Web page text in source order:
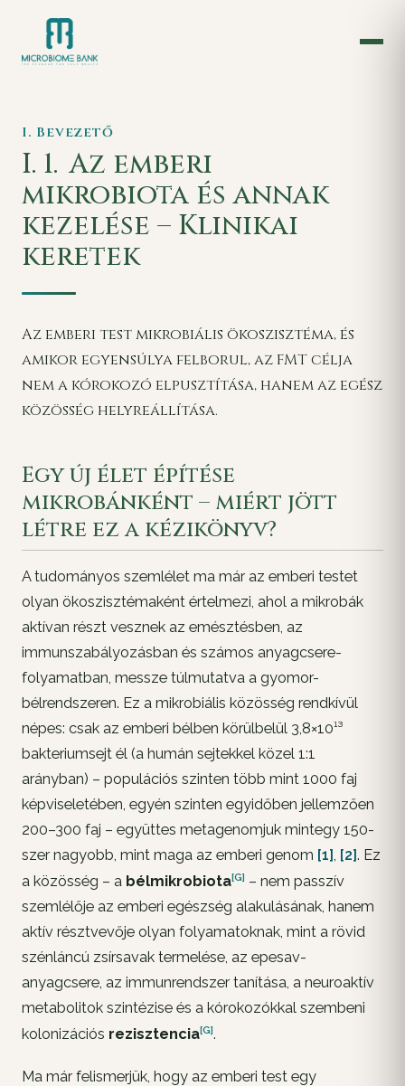
I. Bevezető
I. 1. Az emberi
mikrobiota és annak
kezelése – Klinikai
keretek
Az emberi test mikrobiális ökoszisztéma, és
amikor egyensúlya felborul, az FMT célja
nem a kórokozó elpusztítása, hanem az egész
közösség helyreállítása.
Egy új élet építése
mikrobánként – miért jött
létre ez a kézikönyv?
A tudományos szemlélet ma már az emberi testet
olyan ökoszisztémaként értelmezi, ahol a mikrobák
aktívan részt vesznek az emésztésben, az
immunszabályozásban és számos anyagcsere-
folyamatban, messze túlmutatva a gyomor-
bélrendszeren. Ez a mikrobiális közösség rendkívül
népes: csak az emberi bélben körülbelül 3,8×10¹³
bakteriumsejt él (a humán sejtekkel közel 1:1
arányban) – populációs szinten több mint 1000 faj
képviseletében, egyén szinten egyidőben jellemzően
200–300 faj – együttes metagenomjuk mintegy 150-
szer nagyobb, mint maga az emberi genom [1] [2]. Ez
a közösség – a bélmikrobiota[G] – nem passzív
szemlélője az emberi egészség alakulásának, hanem
aktív résztvevője olyan folyamatoknak, mint a rövid
szénláncú zsírsavak termelése, az epesav-
anyagcsere, az immunrendszer tanítása, a neuroaktív
metabolitok szintézise és a kórokozókkal szembeni
kolonizációs rezisztencia[G].
Ma már felismerjük, hogy az emberi test egy